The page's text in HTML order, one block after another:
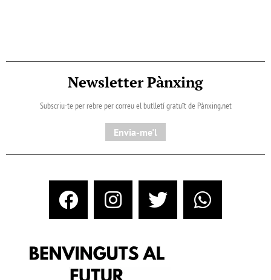
Newsletter Pànxing
Subscriu-te per rebre per correu el butlletí gratuït de Pànxing.net​
Envia-me'l